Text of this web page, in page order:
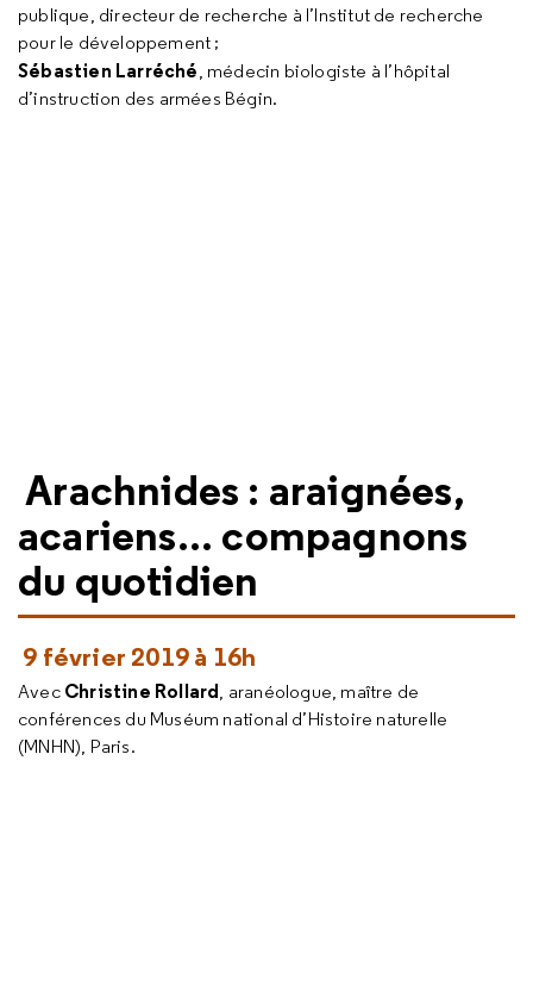
publique, directeur de recherche à l’Institut de recherche
pour le développement ;
Sébastien Larréché, médecin biologiste à l’hôpital
d’instruction des armées Bégin.
Arachnides : araignées,
acariens... compagnons
du quotidien
9 février 2019 à 16h
Avec Christine Rollard, aranéologue, maître de
conférences du Muséum national d’Histoire naturelle
(MNHN), Paris.